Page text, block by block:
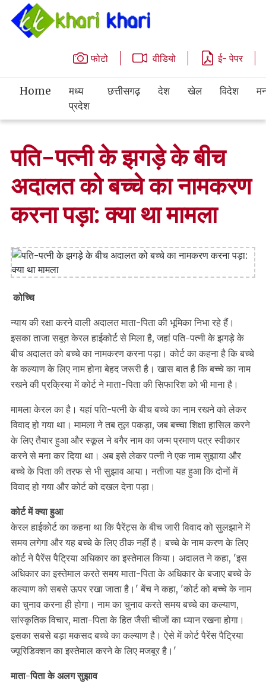
फोटो वीडियो ई- पेपर
Home
मध्य
प्रदेश
छत्तीसगढ़ देश खेल विदेश
पति-पत्नी के झगड़े के बीच
अदालत को बच्चे का नामकरण
करना पड़ा: क्या था मामला
कोच्चि
न्याय की रक्षा करने वाली अदालत माता-पिता की भूमिका निभा रहे हैं।
इसका ताजा सबूत केरल हाईकोर्ट से मिला है, जहां पति-पत्नी के झगड़े के
बीच अदालत को बच्चे का नामकरण करना पड़ा। कोर्ट का कहना है कि बच्चे
के कल्याण के लिए नाम होना बेहद जरूरी है। खास बात है कि बच्चे का नाम
रखने की प्रक्रिया में कोर्ट ने माता-पिता की सिफारिश को भी माना है।
मामला केरल का है। यहां पति-पत्नी के बीच बच्चे का नाम रखने को लेकर
विवाद हो गया था। मामला ने तब तूल पकड़ा, जब बच्चा शिक्षा हासिल करने
के लिए तैयार हुआ और स्कूल ने बगैर नाम का जन्म प्रमाण पत्र स्वीकार
करने से मना कर दिया था। अब इसे लेकर पत्नी ने एक नाम सुझाया और
बच्चे के पिता की तरफ से भी सुझाव आया। नतीजा यह हुआ कि दोनों में
विवाद हो गया और कोर्ट को दखल देना पड़ा।
कोर्ट में क्या हुआ
केरल हाईकोर्ट का कहना था कि पैरेंट्स के बीच जारी विवाद को सुलझाने में
समय लगेगा और यह बच्चे के लिए ठीक नहीं है। बच्चे के नाम करण के लिए
कोर्ट ने पैरेंस पैट्रिया अधिकार का इस्तेमाल किया। अदालत ने कहा, 'इस
अधिकार का इस्तेमाल करते समय माता-पिता के अधिकार के बजाए बच्चे के
कल्याण को सबसे ऊपर रखा जाता है।' बेंच ने कहा, 'कोर्ट को बच्चे के नाम
का चुनाव करना ही होगा। नाम का चुनाव करते समय बच्चे का कल्याण,
सांस्कृतिक विचार, माता-पिता के हित जैसी चीजों का ध्यान रखना होगा।
इसका सबसे बड़ा मकसद बच्चे का कल्याण है। ऐसे में कोर्ट पैरेंस पैट्रिया
ज्यूरिडिक्शन का इस्तेमाल करने के लिए मजबूर है।'
माता-पिता के अलग सुझाव